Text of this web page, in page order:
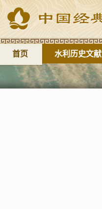
首页 水利历史文献